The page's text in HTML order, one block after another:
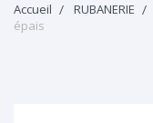
Accueil RUBANERIE
épais